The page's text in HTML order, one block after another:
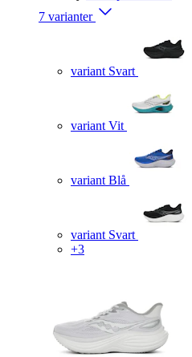
7 varianter
variant Svart
variant Vit
variant Blå
variant Svart
+3